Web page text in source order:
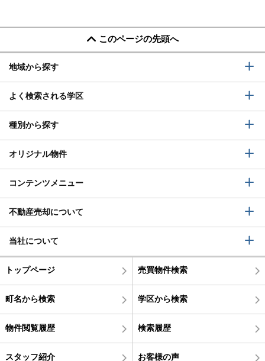
このページの先頭へ
地域から探す
よく検索される学区
種別から探す
オリジナル物件
コンテンツメニュー
不動産売却について
当社について
トップページ 売買物件検索
町名から検索 学区から検索
物件閲覧履歴 検索履歴
スタッフ紹介 お客様の声